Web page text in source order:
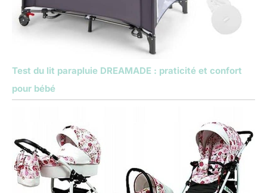
Test du lit parapluie DREAMADE : praticité et confort
pour bébé